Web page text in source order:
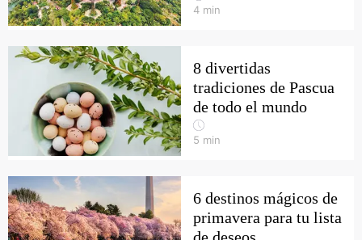
4 min
8 divertidas
tradiciones de Pascua
de todo el mundo
5 min
6 destinos mágicos de
primavera para tu lista